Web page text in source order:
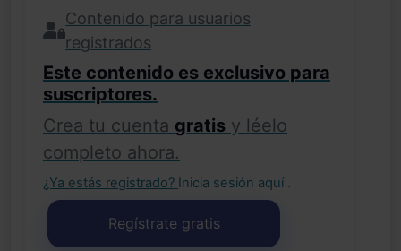
Contenido para usuarios
registrados
Este contenido es exclusivo para
suscriptores.
Crea tu cuenta gratis y léelo
completo ahora.
¿Ya estás registrado? Inicia sesión aquí .
Regístrate gratis